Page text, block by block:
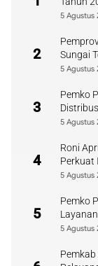
5 Agustus
2
Sungai
5 Agustus
3
Pemko
5 Agustus
4
Roni
Perkuat
5 Agustus
5
Pemko
5 Agustus